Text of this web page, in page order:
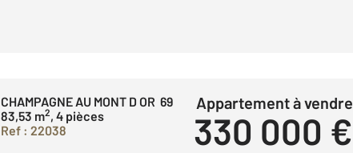
CHAMPAGNE AU MONT D OR 69
83,53 m2, 4 pièces
Ref : 22038
Appartement à vendre
330 000 €